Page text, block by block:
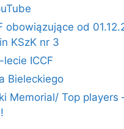
obowiązujące od
KSzK nr 3
ICCF
Bieleckiego
Memorial/ Top players